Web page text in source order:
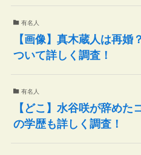
有名人
【画像】真木蔵人は再婚
ついて詳しく調査！
有名人
【どこ】水谷咲が辞め
の学歴も詳しく調査！